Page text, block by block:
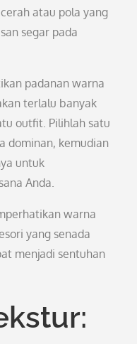
atau pola yang
segar pada
padanan warna
terlalu banyak
outfit. Pilihlah satu
dominan, kemudian
untuk
Anda.
warna
yang senada
menjadi sentuhan